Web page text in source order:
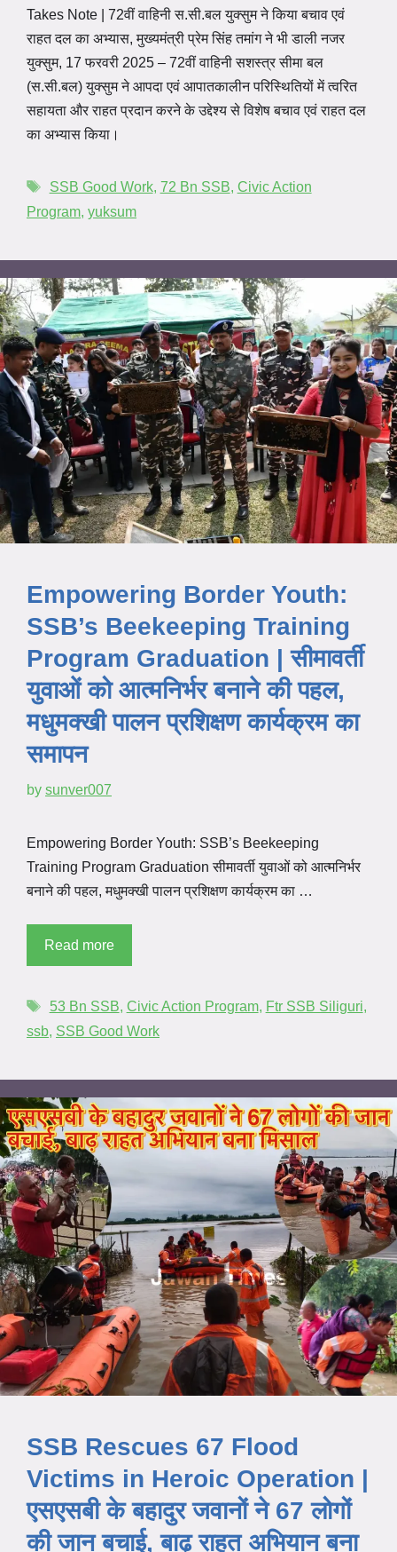
Takes Note | 72वीं वाहिनी स.सी.बल युक्सुम ने किया बचाव एवं
राहत दल का अभ्यास, मुख्यमंत्री प्रेम सिंह तमांग ने भी डाली नजर
युक्सुम, 17 फरवरी 2025 – 72वीं वाहिनी सशस्त्र सीमा बल
(स.सी.बल) युक्सुम ने आपदा एवं आपातकालीन परिस्थितियों में त्वरित
सहायता और राहत प्रदान करने के उद्देश्य से विशेष बचाव एवं राहत दल
का अभ्यास किया।
SSB Good Work, 72 Bn SSB, Civic Action
Program, yuksum
Empowering Border Youth:
SSB’s Beekeeping Training
Program Graduation | सीमावर्ती
युवाओं को आत्मनिर्भर बनाने की पहल,
मधुमक्खी पालन प्रशिक्षण कार्यक्रम का
समापन
by sunver007
Empowering Border Youth: SSB’s Beekeeping
Training Program Graduation सीमावर्ती युवाओं को आत्मनिर्भर
बनाने की पहल, मधुमक्खी पालन प्रशिक्षण कार्यक्रम का …
Read more
53 Bn SSB, Civic Action Program, Ftr SSB Siliguri,
ssb, SSB Good Work
SSB Rescues 67 Flood
Victims in Heroic Operation |
एसएसबी के बहादुर जवानों ने 67 लोगों
की जान बचाई, बाढ़ राहत अभियान बना